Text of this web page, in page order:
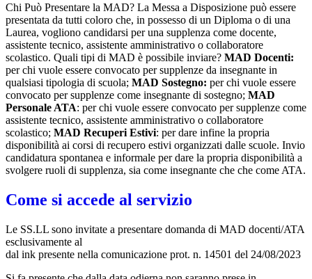
Chi Può Presentare la MAD? La Messa a Disposizione può essere
presentata da tutti coloro che, in possesso di un Diploma o di una
Laurea, vogliono candidarsi per una supplenza come docente,
assistente tecnico, assistente amministrativo o collaboratore
scolastico. Quali tipi di MAD è possibile inviare? MAD Docenti:
per chi vuole essere convocato per supplenze da insegnante in
qualsiasi tipologia di scuola; MAD Sostegno: per chi vuole essere
convocato per supplenze come insegnante di sostegno; MAD
Personale ATA: per chi vuole essere convocato per supplenze come
assistente tecnico, assistente amministrativo o collaboratore
scolastico; MAD Recuperi Estivi: per dare infine la propria
disponibilità ai corsi di recupero estivi organizzati dalle scuole. Invio
candidatura spontanea e informale per dare la propria disponibilità a
svolgere ruoli di supplenza, sia come insegnante che che come ATA.
Come si accede al servizio
Le SS.LL sono invitate a presentare domanda di MAD docenti/ATA
esclusivamente al
dal ink presente nella comunicazione prot. n. 14501 del 24/08/2023